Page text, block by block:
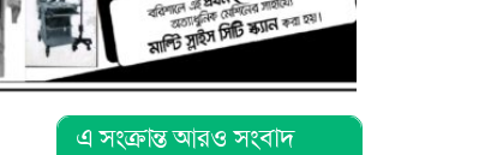
এ সংক্রান্ত আরও সংবাদ